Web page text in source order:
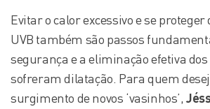
Evitar o calor excessivo e se proteger
UVB também são passos
segurança e a eliminação efetiva
sofreram dilatação. Para quem
surgimento de novos ‘vasinhos’,